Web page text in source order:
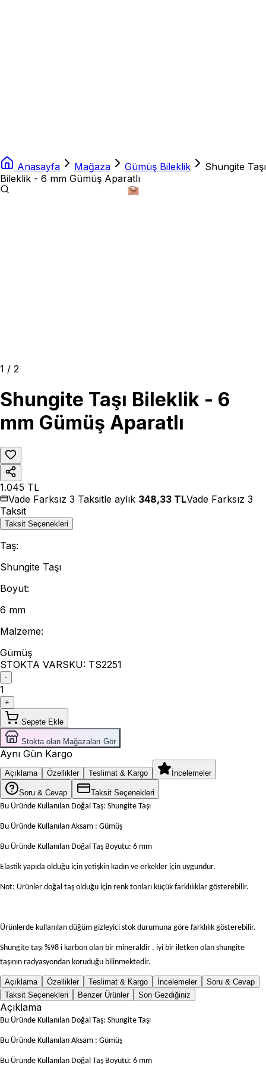
Anasayfa Mağaza Gümüş Bileklik
Shungite Taşı
Bileklik - 6 mm Gümüş Aparatlı
1 / 2
Shungite Taşı Bileklik - 6
mm Gümüş Aparatlı
1.045 TL
Vade Farksız 3 Taksitle aylık 348,33 TLVade Farksız 3
Taksit
Taksit Seçenekleri
Taş:
Shungite Taşı
Boyut:
6 mm
Malzeme:
Gümüş
STOKTA VARSKU: TS2251
-
1
+
Sepete Ekle
Stokta olan Mağazaları Gör
Aynı Gün Kargo
Açıklama Özellikler Teslimat & Kargo İncelemeler
Soru & Cevap
Taksit Seçenekleri
Bu Üründe Kullanılan Doğal Taş: Shungite Taşı
Bu Üründe Kullanılan Aksam : Gümüş
Bu Üründe Kullanılan Doğal Taş Boyutu: 6 mm
Elastik yapıda olduğu için yetişkin kadın ve erkekler için uygundur.
Not: Ürünler doğal taş olduğu için renk tonları küçük farklılıklar gösterebilir.
Ürünlerde kullanılan düğüm gizleyici stok durumuna göre farklılık gösterebilir.
Shungite taşı %98 i karbon olan bir mineraldir , iyi bir iletken olan shungite
taşının radyasyondan koruduğu bilinmektedir.
Açıklama Özellikler Teslimat & Kargo İncelemeler
Soru & Cevap
Taksit Seçenekleri
Benzer Ürünler Son Gezdiğiniz
Açıklama
Bu Üründe Kullanılan Doğal Taş: Shungite Taşı
Bu Üründe Kullanılan Aksam : Gümüş
Bu Üründe Kullanılan Doğal Taş Boyutu: 6 mm